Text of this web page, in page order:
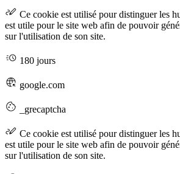
Ce cookie est utilisé pour distinguer les
est utile pour le site web afin de pouvoir
sur l'utilisation de son site.
180 jours
google.com
_grecaptcha
Ce cookie est utilisé pour distinguer les
est utile pour le site web afin de pouvoir
sur l'utilisation de son site.